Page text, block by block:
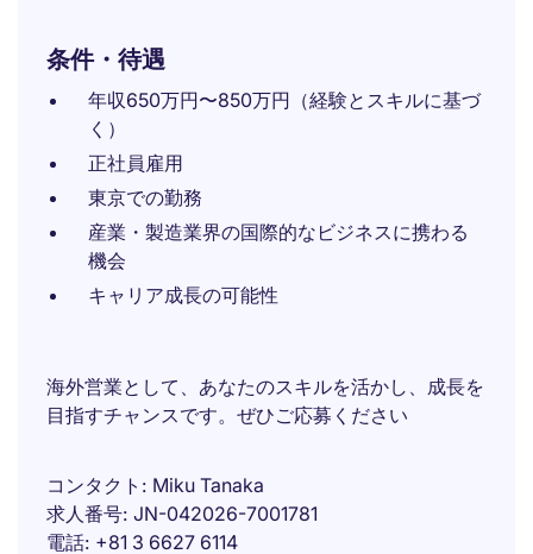
条件・待遇
年収650万円〜850万円（経験とスキルに基づ
く）
正社員雇用
東京での勤務
産業・製造業界の国際的なビジネスに携わる
機会
キャリア成長の可能性
海外営業として、あなたのスキルを活かし、成長を
目指すチャンスです。ぜひご応募ください
コンタクト
Miku Tanaka
求人番号 JN-042026-7001781
電話 +81 3 6627 6114